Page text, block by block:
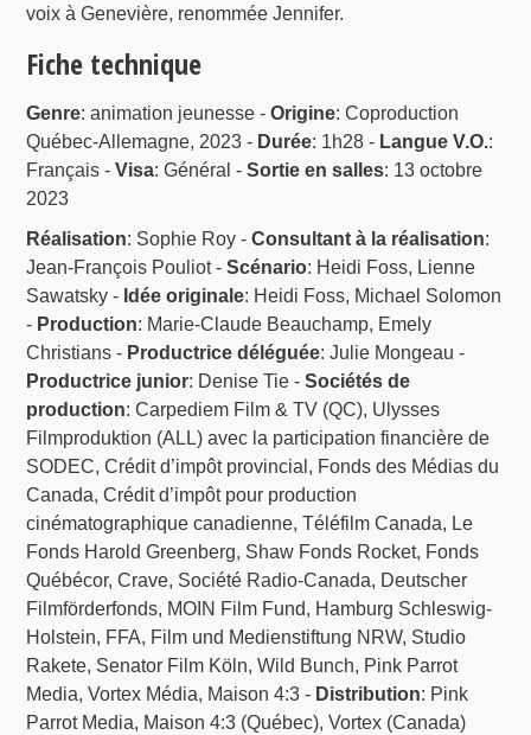
voix à Genevière, renommée Jennifer.
Fiche technique
Genre: animation jeunesse -Origine: Coproduction
Québec-Allemagne, 2023 - Durée: 1h28 - Langue V.O.:
Français -Visa: Général -Sortie en salles: 13 octobre
2023
Réalisation: Sophie Roy -Consultant à la réalisation:
Jean-François Pouliot -Scénario: Heidi Foss, Lienne
Sawatsky - Idée originale: Heidi Foss, Michael Solomon
- Production: Marie-Claude Beauchamp, Emely
Christians - Productrice déléguée: Julie Mongeau -
Productrice junior: Denise Tie -Sociétés de
production: Carpediem Film & TV (QC), Ulysses
Filmproduktion (ALL) avec la participation financière de
SODEC, Crédit d’impôt provincial, Fonds des Médias du
Canada, Crédit d’impôt pour production
cinématographique canadienne, Téléfilm Canada, Le
Fonds Harold Greenberg, Shaw Fonds Rocket, Fonds
Québécor, Crave, Société Radio-Canada, Deutscher
Filmförderfonds, MOIN Film Fund, Hamburg Schleswig-
Holstein, FFA, Film und Medienstiftung NRW, Studio
Rakete, Senator Film Köln, Wild Bunch, Pink Parrot
Media, Vortex Média, Maison 4:3 - Distribution: Pink
Parrot Media, Maison 4:3 (Québec), Vortex (Canada)